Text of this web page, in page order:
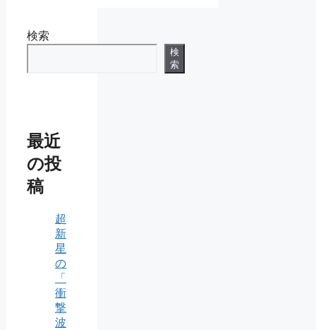
検索
検
索
最近
の投
稿
超
新
星
の
「
衝
撃
波